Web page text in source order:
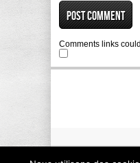
Comments links